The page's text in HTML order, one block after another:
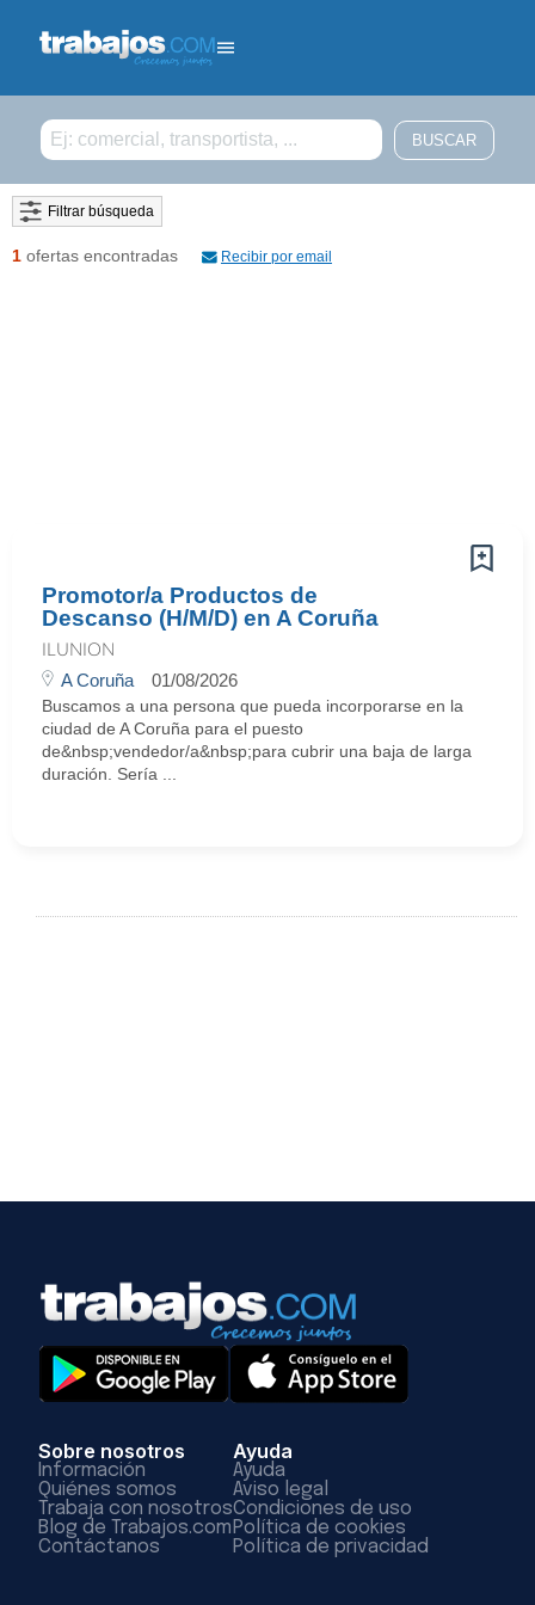
Filtrar búsqueda
1 ofertas encontradas Recibir por email
Promotor/a Productos de
Descanso (H/M/D) en A Coruña
ILUNION
A Coruña 01/08/2026
Buscamos a una persona que pueda incorporarse en la
ciudad de A Coruña para el puesto
de&nbsp;vendedor/a&nbsp;para cubrir una baja de larga
duración. Sería ...
Sobre nosotros
Información
Quiénes somos
Trabaja con nosotros
Blog de Trabajos.com
Contáctanos
Ayuda
Ayuda
Aviso legal
Condiciones de uso
Política de cookies
Política de privacidad